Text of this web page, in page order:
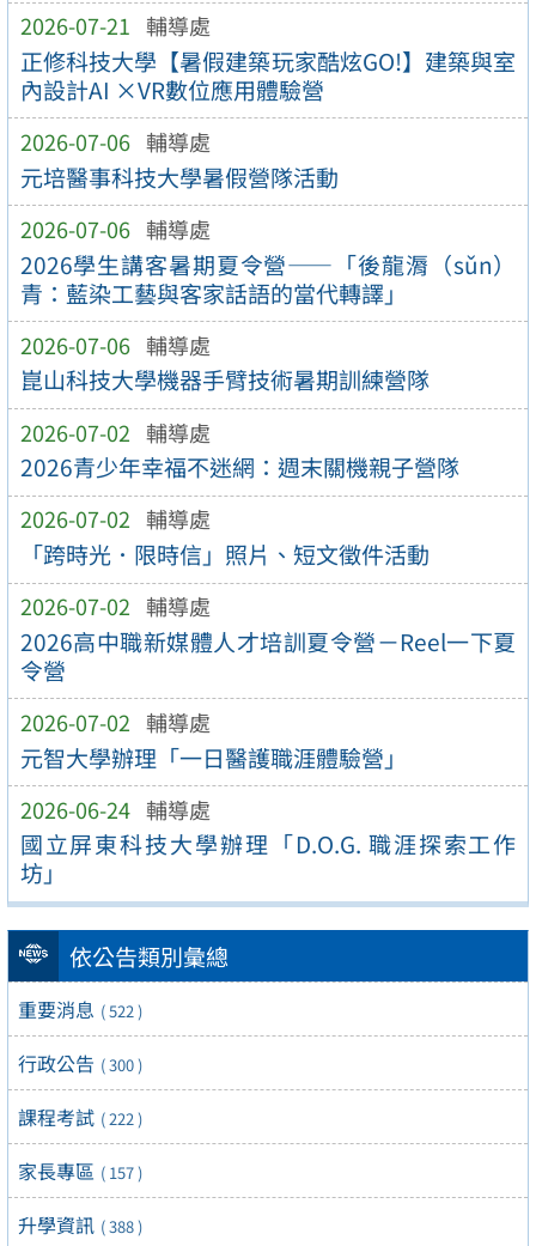
2026-07-21 輔導處
正修科技大學【暑假建築玩家酷炫GO!】建築與室
內設計AI ×VR數位應用體驗營
2026-07-06 輔導處
元培醫事科技大學暑假營隊活動
2026-07-06 輔導處
2026學生講客暑期夏令營——「後龍漘（sǔn）
青：藍染工藝與客家話語的當代轉譯」
2026-07-06 輔導處
崑山科技大學機器手臂技術暑期訓練營隊
2026-07-02 輔導處
2026青少年幸福不迷網：週末關機親子營隊
2026-07-02 輔導處
「跨時光．限時信」照片、短文徵件活動
2026-07-02 輔導處
2026高中職新媒體人才培訓夏令營－Reel一下夏
令營
2026-07-02 輔導處
元智大學辦理「一日醫護職涯體驗營」
2026-06-24 輔導處
國立屏東科技大學辦理「D.O.G. 職涯探索工作
坊」
依公告類別彙總
重要消息 ( 522 )
行政公告 ( 300 )
課程考試 ( 222 )
家長專區 ( 157 )
升學資訊 ( 388 )